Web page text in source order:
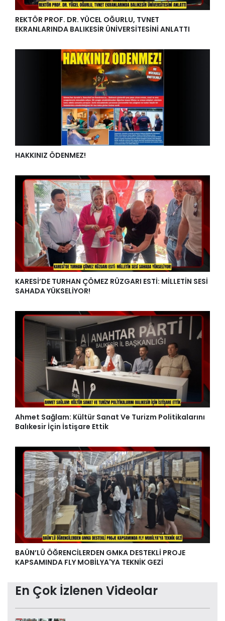
REKTÖR PROF. DR. YÜCEL OĞURLU, TVNET
EKRANLARINDA BALIKESİR ÜNİVERSİTESİNİ ANLATTI
HAKKINIZ ÖDENMEZ!
KARESİ’DE TURHAN ÇÖMEZ RÜZGARI ESTİ: MİLLETİN SESİ
SAHADA YÜKSELİYOR!
Ahmet Sağlam: Kültür Sanat Ve Turizm Politikalarını
Balıkesir İçin İstişare Ettik
BAÜN’LÜ ÖĞRENCİLERDEN GMKA DESTEKLİ PROJE
KAPSAMINDA FLY MOBİLYA'YA TEKNİK GEZİ
En Çok İzlenen Videolar